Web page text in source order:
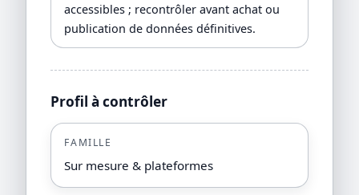
accessibles ; recontrôler avant achat ou
publication de données définitives.
Profil à contrôler
FAMILLE
Sur mesure & plateformes